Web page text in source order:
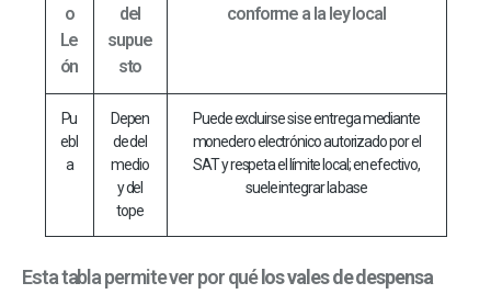
o
Le
ón
del
supue
sto
conforme a la ley local
Pu
ebl
a
Depen
de del
medio
y del
tope
Puede excluirse si se entrega mediante
monedero electrónico autorizado por el
SAT y respeta el límite local; en efectivo,
suele integrar la base
Esta tabla permite ver por quélos vales de despensa